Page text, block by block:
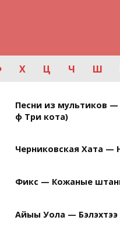
Х Ц Ч Ш
Песни из мультиков
ф Три кота)
Черниковская Хата —
Фикс — Кожаные
Айыы Уола — Бэлэхтээ